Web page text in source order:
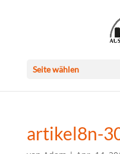
Seite wählen
artikel8n-